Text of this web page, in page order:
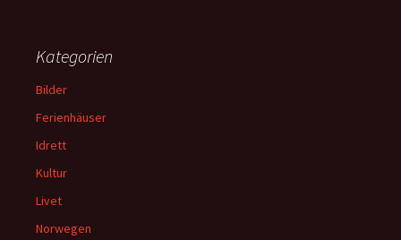
Kategorien
Bilder
Ferienhäuser
Idrett
Kultur
Livet
Norwegen